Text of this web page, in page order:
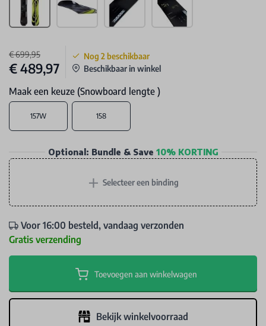
€ 699,95
€ 489,97
Nog 2 beschikbaar
Beschikbaar in winkel
Maak een keuze (Snowboard lengte )
157W 158
Optional: Bundle & Save 10% KORTING
+ Selecteer een binding
Voor 16:00 besteld, vandaag verzonden
Gratis verzending
Toevoegen aan winkelwagen
Bekijk winkelvoorraad